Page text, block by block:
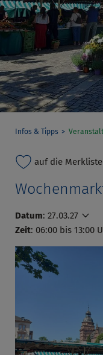
Infos & Tipps
auf die Merkliste
Datum: 27.03.27
Zeit: 06:00 bis 13:00